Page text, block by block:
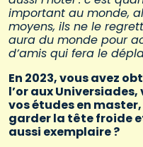
important au monde,
moyens, ils ne le
aura du monde pour
d’amis qui fera le
En 2023, vous avez
l’or aux
vos études en
garder la tête froide
aussi exemplaire ?